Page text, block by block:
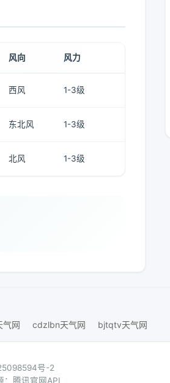
风向 风力
西风 1-3级
东北风 1-3级
北风 1-3级
气网 cdzlbn天气网 bjtqtv天气网
号-2
：腾讯官网API